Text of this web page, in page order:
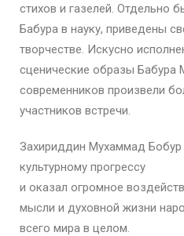
стихов и газелей. Отдельно
Бабура в науку, приведены
творчестве. Искусно
сценические образы Бабура
современников произвели
участников встречи.
Захириддин Мухаммад Бобур
культурному прогрессу
и оказал огромное
мысли и духовной жизни
всего мира в целом.